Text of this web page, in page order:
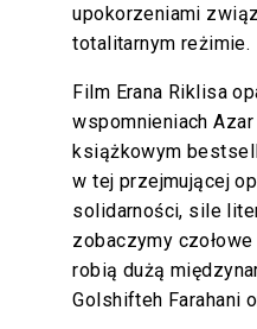
upokorzeniami
totalitarnym reżimie.
Film Erana Riklisa
wspomnieniach
książkowym
w tej przejmującej
solidarności, sile
zobaczymy
robią dużą
Golshifteh Farahani